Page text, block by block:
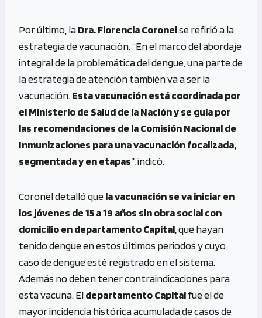
Por último, laDra. Florencia Coronelse refirió a la
estrategia de vacunación. “En el marco del abordaje
integral de la problemática del dengue, una parte de
la estrategia de atención también va a ser la
vacunación. Esta vacunación está coordinada por
el Ministerio de Salud de la Nación y se guía por
las recomendaciones de la Comisión Nacional de
Inmunizaciones para una vacunación focalizada,
segmentada y en etapas”, indicó.
Coronel detalló quela vacunación se va iniciar en
los jóvenes de 15 a 19 años sin obra social con
domicilio en departamento Capital , que hayan
tenido dengue en estos últimos periodos y cuyo
caso de dengue esté registrado en el sistema.
Además no deben tener contraindicaciones para
esta vacuna. Eldepartamento Capitalfue el de
mayor incidencia histórica acumulada de casos de